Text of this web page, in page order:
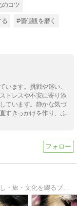
のコツ
る #価値観を磨く
います。挑戦や迷い、
トレスや不安に寄り添
ています。静かな気づ
すきっかけを作り、ふ
客室乗務員として世界を飛びながら、暮らし・旅・文化を綴るブログ。CAの日常やフライトの話、40代50代の女性に寄り添う美容やジュエリーを、実体験ベースで紹介しています。